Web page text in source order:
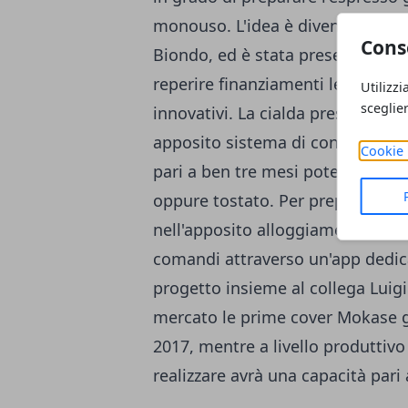
Cookie
monouso. L'idea è diventata
Biondo, ed è stata presentata
reperire finanziamenti legati
innovativi. La cialda presente
apposito sistema di
pari a ben tre mesi potendo
oppure tostato. Per preparare il
nell'apposito alloggiamento,
comandi attraverso un'app
progetto insieme al collega
mercato le prime cover Mokase
2017, mentre a livello
realizzare avrà una capacità